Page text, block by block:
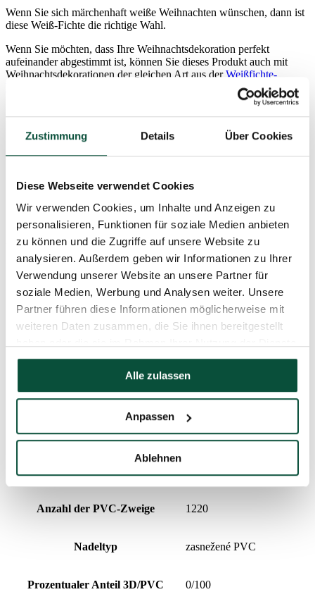
Zustimmung Details Über Cookies
Diese Webseite verwendet Cookies
Wir verwenden Cookies, um Inhalte und Anzeigen zu
personalisieren, Funktionen für soziale Medien anbieten
zu können und die Zugriffe auf unsere Website zu
analysieren. Außerdem geben wir Informationen zu Ihrer
Verwendung unserer Website an unsere Partner für
soziale Medien, Werbung und Analysen weiter. Unsere
Partner führen diese Informationen möglicherweise mit
weiteren Daten zusammen, die Sie ihnen bereitgestellt
gesammelt haben.
Alle zulassen
Anpassen
Ablehnen
Wenn Sie sich märchenhaft weiße Weihnachten wünschen, dann ist
diese Weiß-Fichte die richtige Wahl.
Wenn Sie möchten, dass Ihre Weihnachtsdekoration perfekt
aufeinander abgestimmt ist, können Sie dieses Produkt auch mit
Weihnachtsdekorationen der gleichen Art aus derWeißfichte-
große Anzahl an Zweigen
für jeglichen Weihnachtsbaumschmuck geeignet
ein stabiler Metallständer ist im Lieferumfang enthalten
Parameter
Höhe (mit Ständer) 220cm
125cm
Gesamtanzahl der Zweige 1220
Spitzenlänge 20cm
Anzahl der 3D-Zweige 0
Anzahl der PVC-Zweige 1220
Nadeltyp zasnežené PVC
Prozentualer Anteil 3D/PVC 0/100